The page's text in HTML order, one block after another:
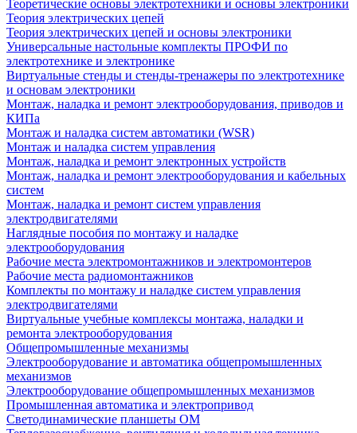
Теоретические основы электротехники и основы электроники
Теория электрических цепей
Теория электрических цепей и основы электроники
Универсальные настольные комплекты ПРОФИ по
электротехнике и электронике
Виртуальные стенды и стенды-тренажеры по электротехнике
и основам электроники
Монтаж, наладка и ремонт электрооборудования, приводов и
КИПа
Монтаж и наладка систем автоматики (WSR)
Монтаж и наладка систем управления
Монтаж, наладка и ремонт электронных устройств
Монтаж, наладка и ремонт электрооборудования и кабельных
систем
Монтаж, наладка и ремонт систем управления
электродвигателями
Наглядные пособия по монтажу и наладке
электрооборудования
Рабочие места электромонтажников и электромонтеров
Рабочие места радиомонтажников
Комплекты по монтажу и наладке систем управления
электродвигателями
Виртуальные учебные комплексы монтажа, наладки и
ремонта электрооборудования
Общепромышленные механизмы
Электрооборудование и автоматика общепромышленных
механизмов
Электрооборудование общепромышленных механизмов
Промышленная автоматика и электропривод
Светодинамические планшеты ОМ